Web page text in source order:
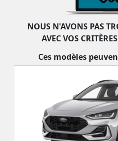
NOUS N'AVONS PAS
AVEC VOS
Ces modèles